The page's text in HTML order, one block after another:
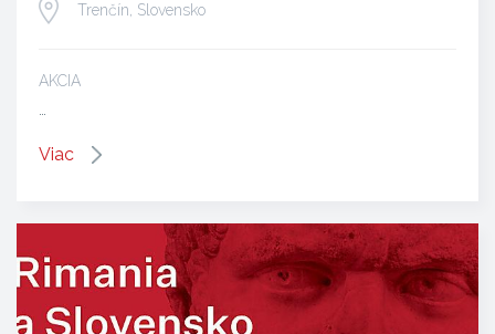
Trenčín, Slovensko
AKCIA
Viac